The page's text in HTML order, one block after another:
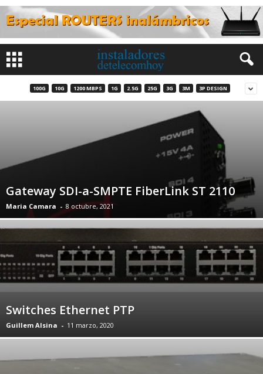
100G 10G 1200 MBPS 1G 2.5G 25G 3G 3M 3P DESIGN
Gateway SDI-a-SMPTE FiberLink ST 2110
Maria Camara - 8 octubre, 2021
Switches Ethernet PTP
Guillem Alsina - 11 marzo, 2020